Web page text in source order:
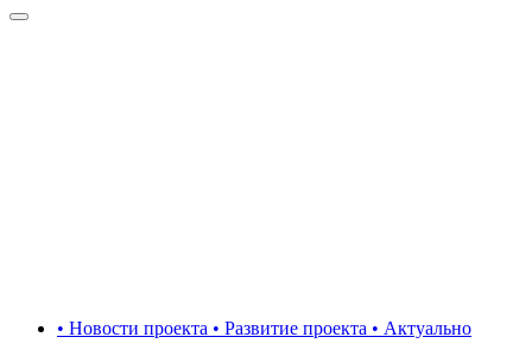
• Новости проекта • Развитие проекта • Актуально